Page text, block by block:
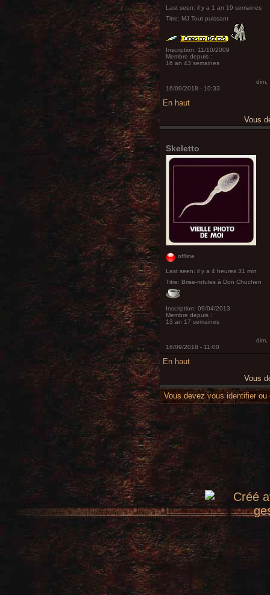
Last seen: il y a 1 an 19 semaines
Titre: MJ Tout puissant
Inscription: 11/10/2009
Membre depuis :
16 an 43 semaines
dim,
16/09/2018 - 10:33
En haut
Vous
Skeletto
offline
Last seen: il y a 4 heures 31 min
Titre: Brise-rotules à Don Chuchen
Inscription: 09/04/2013
Membre depuis :
13 an 17 semaines
dim,
16/09/2018 - 11:00
En haut
Vous
Vous devez vous identifier ou